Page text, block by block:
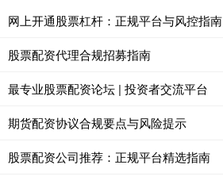
网上开通股票杠杆：正规平台与风控指南
股票配资代理合规招募指南
最专业股票配资论坛 | 投资者交流平台
期货配资协议合规要点与风险提示
股票配资公司推荐：正规平台精选指南